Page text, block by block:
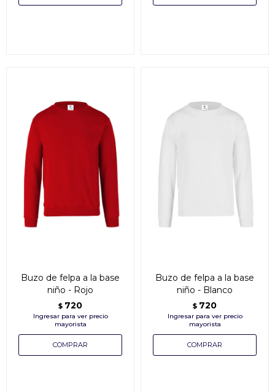
Buzo de felpa a la base
niño - Rojo
$ 720
Buzo de felpa a la base
niño - Blanco
$ 720